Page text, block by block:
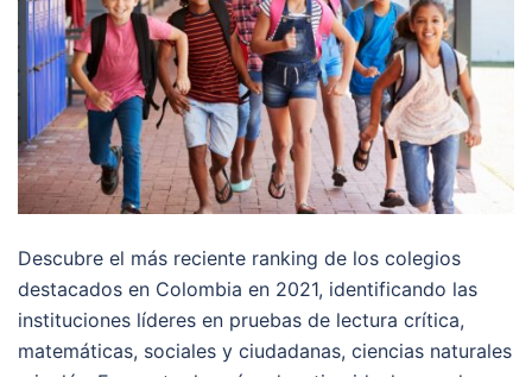
Descubre el más reciente ranking de los colegios
destacados en Colombia en 2021, identificando las
instituciones líderes en pruebas de lectura crítica,
matemáticas, sociales y ciudadanas, ciencias naturales